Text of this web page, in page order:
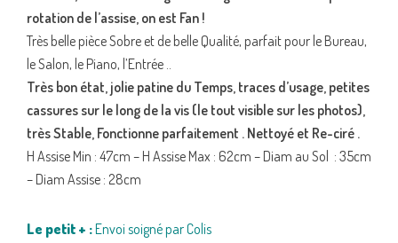
rotation de l’assise, on est Fan !
Très belle pièce Sobre et de belle Qualité, parfait pour le Bureau,
le Salon, le Piano, l’Entrée ..
Très bon état, jolie patine du Temps, traces d’usage, petites
cassures sur le long de la vis (le tout visible sur les photos),
très Stable, Fonctionne parfaitement . Nettoyé et Re-ciré .
H Assise Min : 47cm – H Assise Max : 62cm – Diam au Sol : 35cm
– Diam Assise : 28cm
Le petit + :Envoi soigné par Colis